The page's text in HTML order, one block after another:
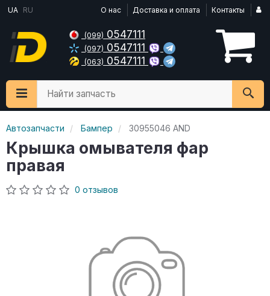
UA RU О нас Доставка и оплата Контакты
(099) 0547111
(097) 0547111
(063) 0547111
Найти запчасть
Автозапчасти Бампер 30955046 AND
Крышка омывателя фар
правая
0 отзывов